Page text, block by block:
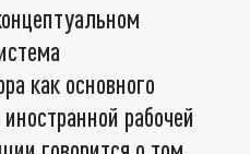
как основного
рабочей